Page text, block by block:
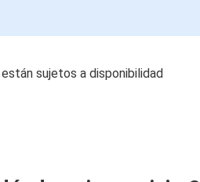
sujetos a disponibilidad